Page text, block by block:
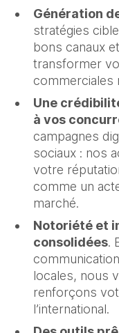
Génération
stratégies
bons canaux
transformer
commerciales
Une
à vos
campagnes
sociaux : nos
votre
comme un
marché.
Notoriété et
consolidées.
locales, nous
renforçons
l’international.